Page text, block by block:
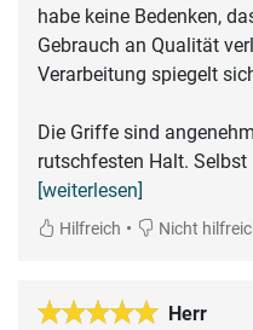
habe keine Bedenken,
Gebrauch an Qualität
Verarbeitung spiegelt
Die Griffe sind
rutschfesten Halt.
[weiterlesen]
Hilfreich • Nicht
Herr